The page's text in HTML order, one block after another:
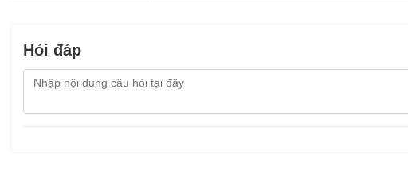
Hỏi đáp
Nội
câu